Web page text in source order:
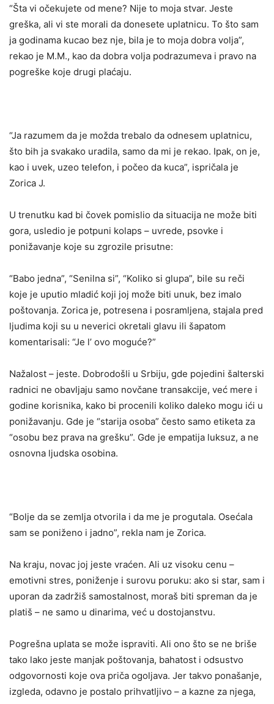
“Šta vi očekujete od mene? Nije to moja stvar. Jeste
greška, ali vi ste morali da donesete uplatnicu. To što sam
ja godinama kucao bez nje, bila je to moja dobra volja”,
rekao je M.M., kao da dobra volja podrazumeva i pravo na
pogreške koje drugi plaćaju.
“Ja razumem da je možda trebalo da odnesem uplatnicu,
što bih ja svakako uradila, samo da mi je rekao. Ipak, on je,
kao i uvek, uzeo telefon, i počeo da kuca”, ispričala je
Zorica J.
U trenutku kad bi čovek pomislio da situacija ne može biti
gora, usledio je potpuni kolaps – uvrede, psovke i
ponižavanje koje su zgrozile prisutne:
“Babo jedna”, “Senilna si”, “Koliko si glupa”, bile su reči
koje je uputio mladić koji joj može biti unuk, bez imalo
poštovanja. Zorica je, potresena i posramljena, stajala pred
ljudima koji su u neverici okretali glavu ili šapatom
komentarisali: “Je l’ ovo moguće?”
Nažalost – jeste. Dobrodošli u Srbiju, gde pojedini šalterski
radnici ne obavljaju samo novčane transakcije, već mere i
godine korisnika, kako bi procenili koliko daleko mogu ići u
ponižavanju. Gde je “starija osoba” često samo etiketa za
“osobu bez prava na grešku”. Gde je empatija luksuz, a ne
osnovna ljudska osobina.
“Bolje da se zemlja otvorila i da me je progutala. Osećala
sam se poniženo i jadno”, rekla nam je Zorica.
Na kraju, novac joj jeste vraćen. Ali uz visoku cenu –
emotivni stres, poniženje i surovu poruku: ako si star, sam i
uporan da zadržiš samostalnost, moraš biti spreman da je
platiš – ne samo u dinarima, već u dostojanstvu.
Pogrešna uplata se može ispraviti. Ali ono što se ne briše
tako lako jeste manjak poštovanja, bahatost i odsustvo
odgovornosti koje ova priča ogoljava. Jer takvo ponašanje,
izgleda, odavno je postalo prihvatljivo – a kazne za njega,